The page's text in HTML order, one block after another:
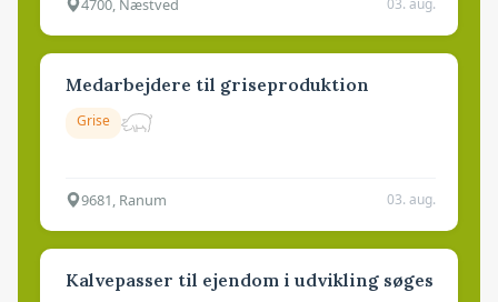
4700, Næstved 03. aug.
Medarbejdere til griseproduktion
Grise
9681, Ranum 03. aug.
Kalvepasser til ejendom i udvikling søges